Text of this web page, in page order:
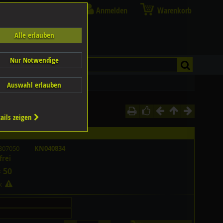
Anmelden Warenkorb
KN040834
50
Alle erlauben
Nur Notwendige
Auswahl erlauben
zeigen